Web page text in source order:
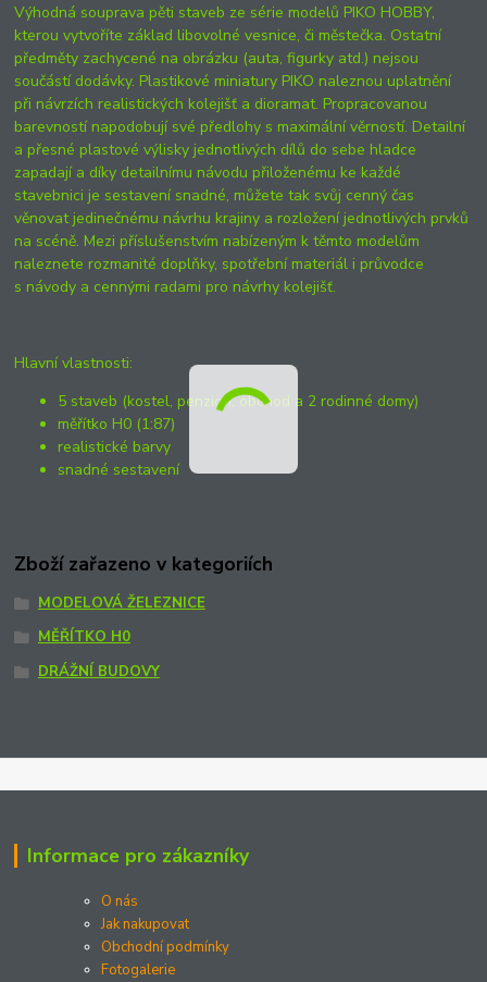
Výhodná souprava pěti staveb ze série modelů PIKO HOBBY,
kterou vytvoříte základ libovolné vesnice, či městečka. Ostatní
předměty zachycené na obrázku (auta, figurky atd.) nejsou
součástí dodávky. Plastikové miniatury PIKO naleznou uplatnění
při návrzích realistických kolejišť a dioramat. Propracovanou
barevností napodobují své předlohy s maximální věrností. Detailní
a přesné plastové výlisky jednotlivých dílů do sebe hladce
zapadají a díky detailnímu návodu přiloženému ke každé
stavebnici je sestavení snadné, můžete tak svůj cenný čas
věnovat jedinečnému návrhu krajiny a rozložení jednotlivých prvků
na scéně. Mezi příslušenstvím nabízeným k těmto modelům
naleznete rozmanité doplňky, spotřební materiál i průvodce
s návody a cennými radami pro návrhy kolejišť.
Hlavní vlastnosti:
5 staveb (kostel, penzion, obchod a 2 rodinné domy)
měřítko H0 (1:87)
realistické barvy
snadné sestavení
Zboží zařazeno v kategoriích
MODELOVÁ ŽELEZNICE
MĚŘÍTKO H0
DRÁŽNÍ BUDOVY
Informace pro zákazníky
O nás
Jak nakupovat
Obchodní podmínky
Fotogalerie